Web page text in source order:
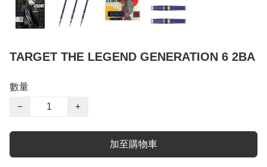
TARGET THE LEGEND GENERATION 6 2BA
數量
−
+
加至購物車